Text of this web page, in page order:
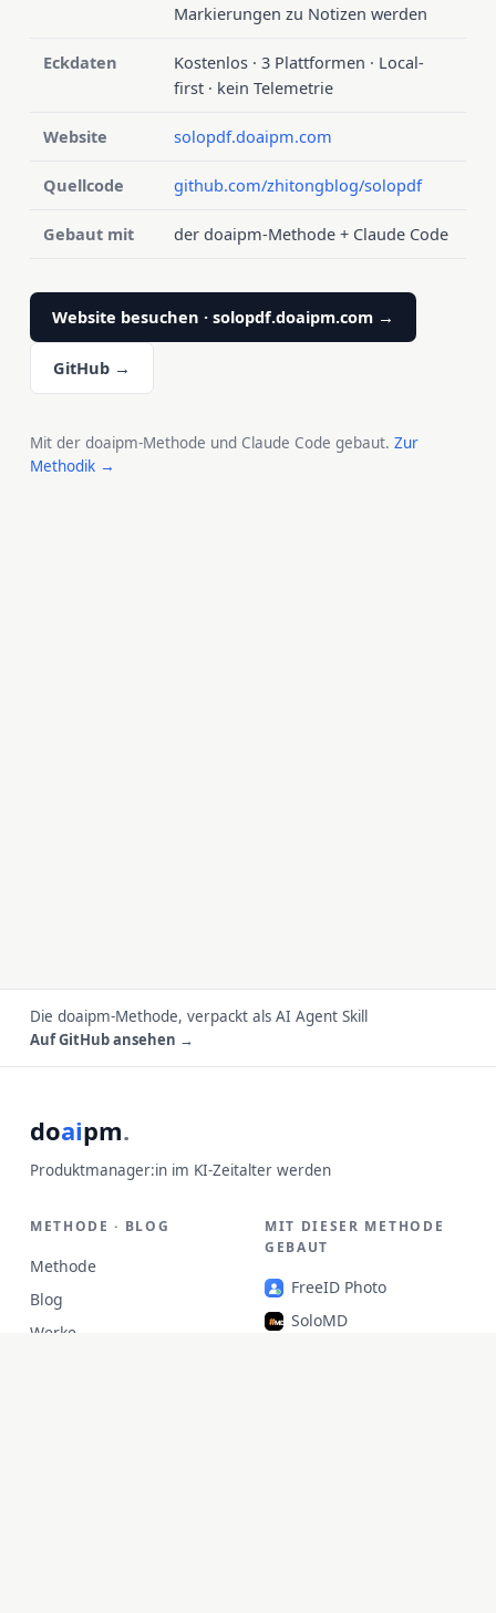
Markierungen zu Notizen werden
Eckdaten
Kostenlos · 3 Plattformen · Local-
first · kein Telemetrie
Website solopdf.doaipm.com
Quellcode github.com/zhitongblog/solopdf
Gebaut mit der doaipm-Methode + Claude Code
Website besuchen · solopdf.doaipm.com →
GitHub →
Mit der doaipm-Methode und Claude Code gebaut. Zur
Methodik →
Die doaipm-Methode, verpackt als AI Agent Skill
Auf GitHub ansehen →
doaipm.
Produktmanager:in im KI-Zeitalter werden
METHODE · BLOG
Methode
Blog
Werke
MIT DIESER METHODE
GEBAUT
FreeID Photo
SoloMD